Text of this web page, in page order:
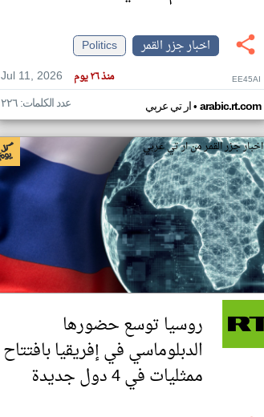
اخبار جزر القمر
Politics
Jul 11, 2026
منذ ٢٦ يوم EE45AI
ار تي عربي• arabic.rt.com عدد الكلمات: ٢٢٦
اخبار جزر القمر من ار تي عربي
روسيا توسع حضورها
الدبلوماسي في إفريقيا بافتتاح
ممثليات في 4 دول جديدة